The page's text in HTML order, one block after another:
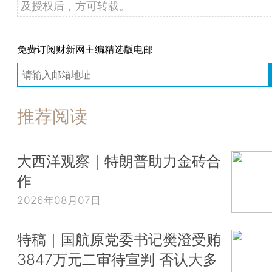
及授权后，方可转载。
免费订阅财新网主编精选版电邮
推荐阅读
大西洋观察｜特朗普助力金砖合
作
2026年08月07日
特稿｜国航原党委书记樊澄受贿
3847万元二审待宣判 否认大多